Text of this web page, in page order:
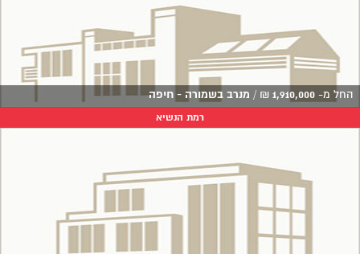
החל מ- 1,910,000
₪
/ מנרב בשמורה - חיפה
רמת הנשיא